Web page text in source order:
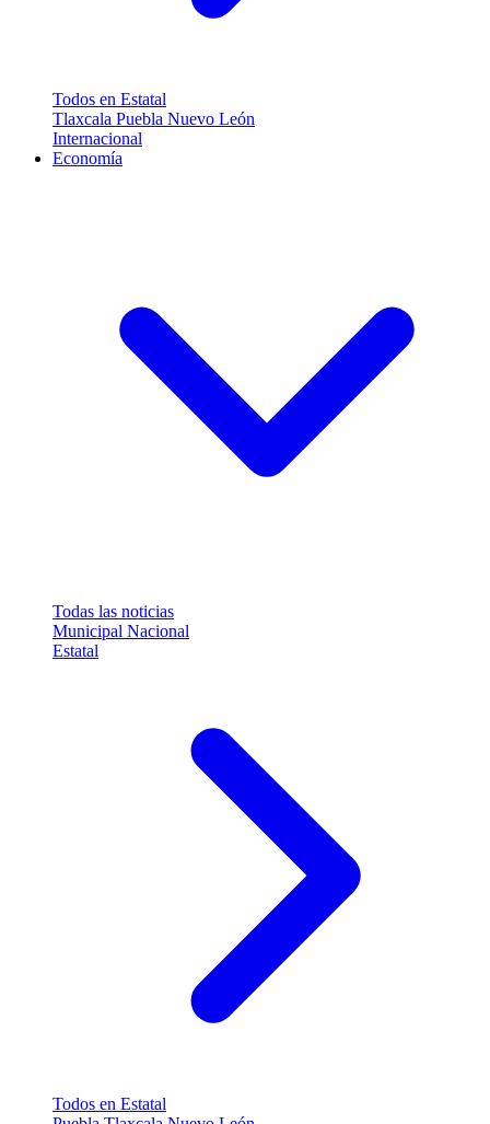
Todos en Estatal
Tlaxcala Puebla Nuevo León
Internacional
Economía
Todas las noticias
Municipal Nacional
Estatal
Todos en Estatal